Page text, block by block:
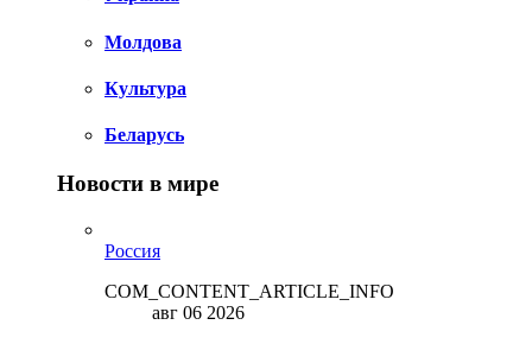
Молдова
Культура
Беларусь
Новости в мире
Россия
COM_CONTENT_ARTICLE_INFO
авг 06 2026